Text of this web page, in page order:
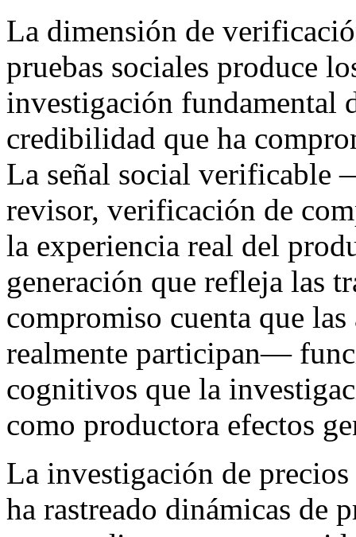
La dimensión de
pruebas sociales produce
investigación fundamental
credibilidad que ha
La señal social verificable
revisor, verificación de
la experiencia real del
generación que refleja las
compromiso cuenta que
realmente participan—
cognitivos que la
como productora efectos
La investigación de
ha rastreado dinámicas de